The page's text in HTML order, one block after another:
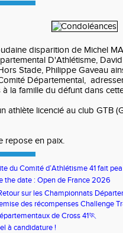
disparition de Michel
D'Athlétisme,
Stade, Philippe Gaveau
Départemental,
la famille du défunt dans
athlète licencié au club GTB
repose en paix.
du Comité d’Athlétisme 41 fait
the date : Open de France 2026
sur les Championnats
des récompenses Challenge
de Cross 41🏃
à candidature !